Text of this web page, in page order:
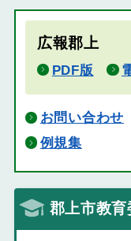
広報郡上
PDF版
お問い合わせ
例規集
郡上市教育